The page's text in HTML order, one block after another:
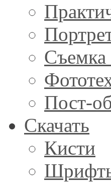
Съемка
Пост-
Скачать
Кисти